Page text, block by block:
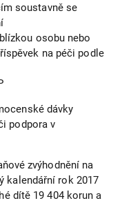
soustavně se
osobu nebo
na péči podle
dávky
podpora v
zvýhodnění na
kalendářní rok 2017
dítě 19 404 korun a